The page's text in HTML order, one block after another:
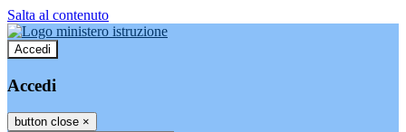
Salta al contenuto
Accedi
Accedi
button close ×